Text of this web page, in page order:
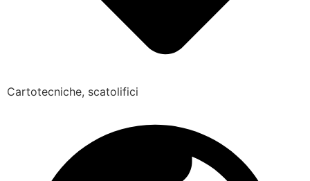
Cartotecniche, scatolifici